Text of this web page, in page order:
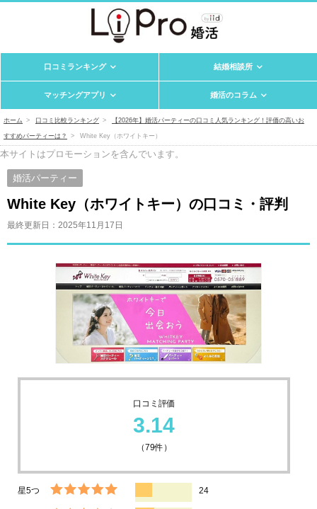
口コミランキング 結婚相談所
マッチングアプリ 婚活のコラム
ホーム 口コミ比較ランキング 【2026年】婚活パーティーの口コミ人気ランキング！評価の高いお
すすめパーティーは？ White Key（ホワイトキー）
本サイトはプロモーションを含んでいます。
婚活パーティー
White Key（ホワイトキー）の口コミ・評判
最終更新日： 2025年11月17日
口コミ評価
3.14
（79件）
星5つ 24